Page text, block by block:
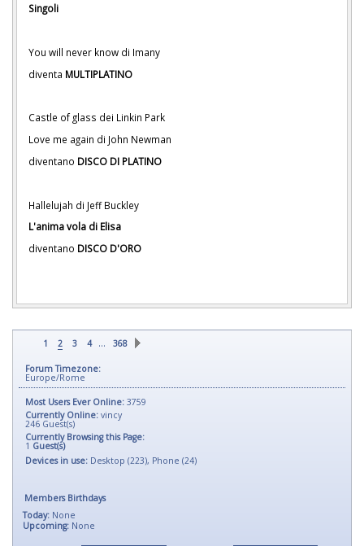
Singoli
You will never know di Imany
diventa MULTIPLATINO
Castle of glass dei Linkin Park
Love me again di John Newman
diventano DISCO DI PLATINO
Hallelujah di Jeff Buckley
L'anima vola di Elisa
diventano DISCO D'ORO
1 2 3 4 … 368
Forum Timezone:
Europe/Rome
Most Users Ever Online: 3759
Currently Online: vincy
246 Guest(s)
Currently Browsing this Page:
1 Guest(s)
Devices in use: Desktop (223), Phone (24)
Members Birthdays
Today: None
Upcoming: None